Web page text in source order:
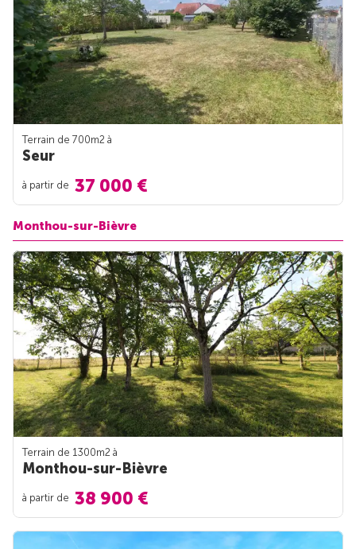
Terrain de 700m2 à
Seur
à partir de 37 000 €
Monthou-sur-Bièvre
Terrain de 1300m2 à
Monthou-sur-Bièvre
à partir de 38 900 €